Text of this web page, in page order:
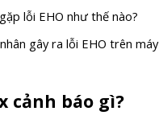
lỗi EHO như thế nào?
gây ra lỗi EHO trên
cảnh báo gì?